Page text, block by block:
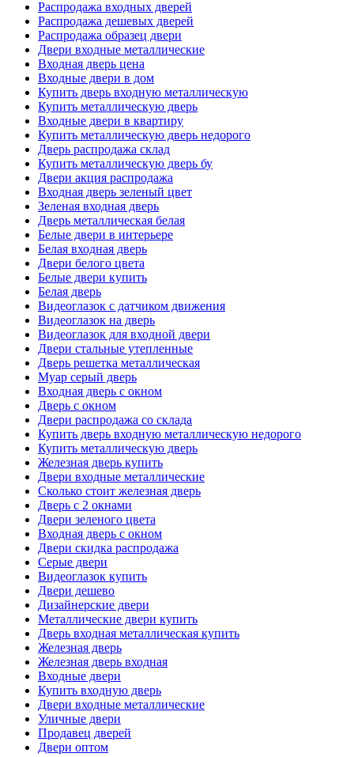
Распродажа входных дверей
Распродажа дешевых дверей
Распродажа образец двери
Двери входные металлические
Входная дверь цена
Входные двери в дом
Купить дверь входную металлическую
Купить металлическую дверь
Входные двери в квартиру
Купить металлическую дверь недорого
Дверь распродажа склад
Купить металлическую дверь бу
Двери акция распродажа
Входная дверь зеленый цвет
Зеленая входная дверь
Дверь металлическая белая
Белые двери в интерьере
Белая входная дверь
Двери белого цвета
Белые двери купить
Белая дверь
Видеоглазок с датчиком движения
Видеоглазок на дверь
Видеоглазок для входной двери
Двери стальные утепленные
Дверь решетка металлическая
Муар серый дверь
Входная дверь с окном
Дверь с окном
Двери распродажа со склада
Купить дверь входную металлическую недорого
Купить металлическую дверь
Железная дверь купить
Двери входные металлические
Сколько стоит железная дверь
Дверь с 2 окнами
Двери зеленого цвета
Входная дверь с окном
Двери скидка распродажа
Серые двери
Видеоглазок купить
Двери дешево
Дизайнерские двери
Металлические двери купить
Дверь входная металлическая купить
Железная дверь
Железная дверь входная
Входные двери
Купить входную дверь
Двери входные металлические
Уличные двери
Продавец дверей
Двери оптом